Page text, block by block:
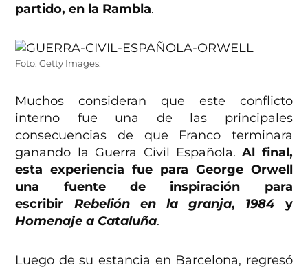
partido, en la Rambla.
Foto: Getty Images.
Muchos consideran que este conflicto
interno fue una de las principales
consecuencias de que Franco terminara
ganando la Guerra Civil Española.Al final,
esta experiencia fue para George Orwell
una fuente de inspiración para
escribir Rebelión en la granja, 1984y
Homenaje a Cataluña.
Luego de su estancia en Barcelona, regresó